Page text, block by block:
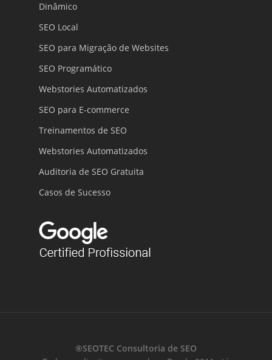
Dinâmico
SEO Local
SEO para Migração de Websites
SEO Programático
Webstories Automatizados
SEO para E-commerce
Treinamentos de SEO
Webstories Automatizados
Auditoria de SEO Gratuita
Casos de Sucesso
®SEOTEC Consultoria de SEO